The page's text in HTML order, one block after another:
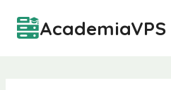
AcademiaVPS